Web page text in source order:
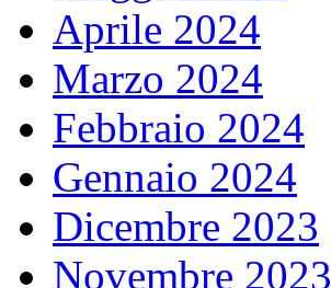
Aprile 2024
Marzo 2024
Febbraio 2024
Gennaio 2024
Dicembre 2023
Novembre 2023